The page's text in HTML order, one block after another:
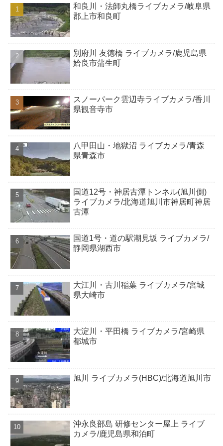
和良川・法師丸橋ライブカメラ/岐阜県
郡上市和良町
別府川 友徳橋 ライブカメラ/鹿児島県
姶良市蒲生町
スノーパーク雲辺寺ライブカメラ/香川
県観音寺市
八甲田山・地獄沼 ライブカメラ/青森
県青森市
国道12号・神居古潭トンネル(旭川側)
ライブカメラ/北海道旭川市神居町神居
古潭
国道1号・道の駅潮見坂 ライブカメラ/
静岡県湖西市
大江川・古川稲葉 ライブカメラ/宮城
県大崎市
大淀川・平田橋 ライブカメラ/宮崎県
都城市
旭川 ライブカメラ(HBC)/北海道旭川市
沖永良部島 研修センター屋上 ライブ
カメラ/鹿児島県和泊町